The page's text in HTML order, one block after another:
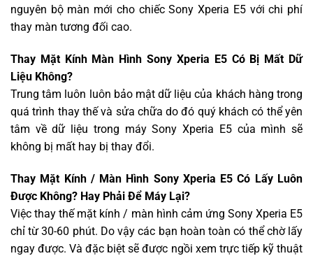
nguyên bộ màn mới cho chiếc Sony Xperia E5 với chi phí
thay màn tương đối cao.
Thay Mặt Kính Màn Hình Sony Xperia E5 Có Bị Mất Dữ
Liệu Không?
Trung tâm luôn luôn bảo mật dữ liệu của khách hàng trong
quá trình thay thế và sửa chữa do đó quý khách có thể yên
tâm về dữ liệu trong máy Sony Xperia E5 của mình sẽ
không bị mất hay bị thay đổi.
Thay Mặt Kính / Màn Hình Sony Xperia E5 Có Lấy Luôn
Được Không? Hay Phải Để Máy Lại?
Việc thay thế mặt kính / màn hình cảm ứng Sony Xperia E5
chỉ từ 30-60 phút. Do vậy các bạn hoàn toàn có thể chờ lấy
ngay được. Và đặc biệt sẽ được ngồi xem trực tiếp kỹ thuật